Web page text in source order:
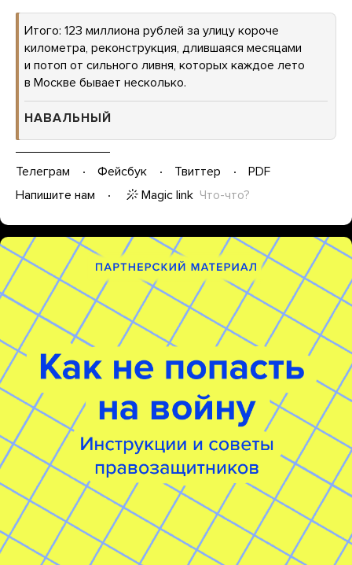
Итого: 123 миллиона рублей за улицу короче
километра, реконструкция, длившаяся месяцами
и потоп от сильного ливня, которых каждое лето
в Москве бывает несколько.
НАВАЛЬНЫЙ
Телеграм Фейсбук Твиттер
PDF
Напишите нам
Magic link Что-что?